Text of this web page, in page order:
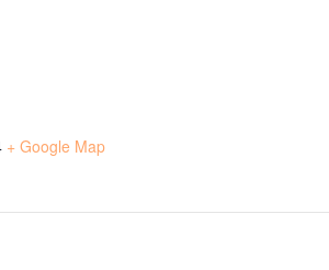
+ Google Map